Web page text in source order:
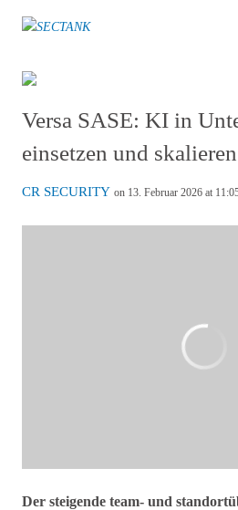
Versa SASE: KI in
einsetzen und skalieren
CR SECURITY on 13. Februar 2026 at
Der steigende team- und